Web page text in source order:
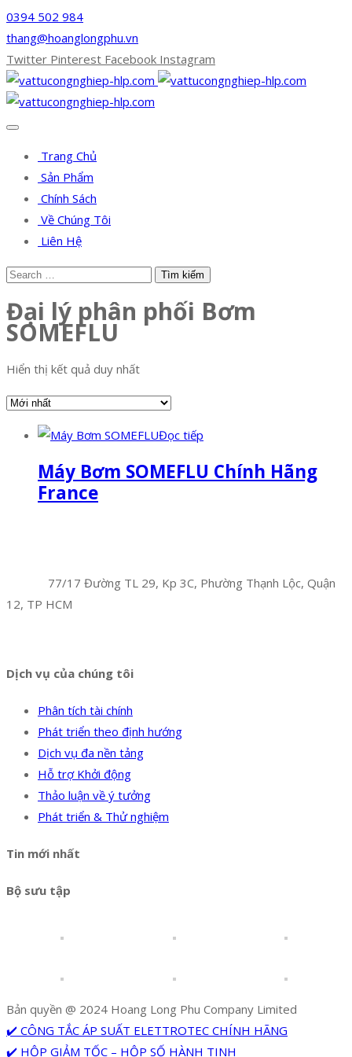
0394 502 984
thang@hoanglongphu.vn
Twitter Pinterest Facebook Instagram
Trang Chủ
Sản Phẩm
Chính Sách
Về Chúng Tôi
Liên Hệ
Đại lý phân phối Bơm
SOMEFLU
Hiển thị kết quả duy nhất
Đọc tiếp
Máy Bơm SOMEFLU Chính Hãng
France
77/17 Đường TL 29, Kp 3C, Phường Thạnh Lộc, Quận
12, TP HCM
Dịch vụ của chúng tôi
Phân tích tài chính
Phát triển theo định hướng
Dịch vụ đa nền tảng
Hỗ trợ Khởi động
Thảo luận về ý tưởng
Phát triển & Thử nghiệm
Tin mới nhất
Bộ sưu tập
Bản quyền @ 2024 Hoang Long Phu Company Limited
✔️ CÔNG TẮC ÁP SUẤT ELETTROTEC CHÍNH HÃNG
✔️ HỘP GIẢM TỐC – HỘP SỐ HÀNH TINH